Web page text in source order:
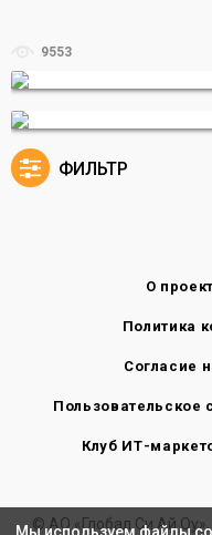
9553
ФИЛЬТР
О
Политика
Согласие
Пользовательское
Клуб ИТ-
© АО «Глобал Си Ай